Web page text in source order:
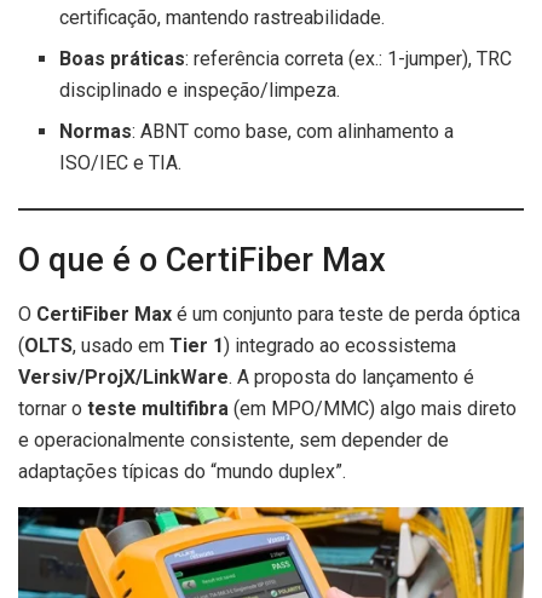
certificação, mantendo rastreabilidade.
Boas práticas: referência correta (ex.: 1-jumper), TRC
disciplinado e inspeção/limpeza.
Normas: ABNT como base, com alinhamento a
ISO/IEC e TIA.
O que é o CertiFiber Max
O CertiFiber Max é um conjunto para teste de perda óptica
(OLTS, usado em Tier 1) integrado ao ecossistema
Versiv/ProjX/LinkWare. A proposta do lançamento é
tornar o teste multifibra (em MPO/MMC) algo mais direto
e operacionalmente consistente, sem depender de
adaptações típicas do “mundo duplex”.